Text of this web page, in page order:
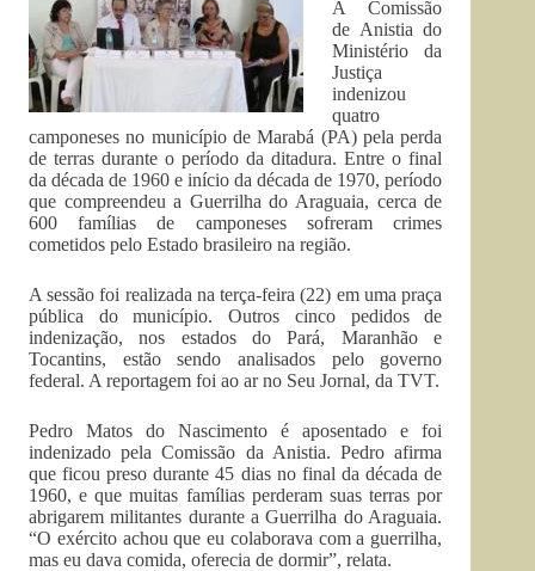
A Comissão
de Anistia do
Ministério da
Justiça
indenizou
quatro
camponeses no município de Marabá (PA) pela perda
de terras durante o período da ditadura. Entre o final
da década de 1960 e início da década de 1970, período
que compreendeu a Guerrilha do Araguaia, cerca de
600 famílias de camponeses sofreram crimes
cometidos pelo Estado brasileiro na região.
A sessão foi realizada na terça-feira (22) em uma praça
pública do município. Outros cinco pedidos de
indenização, nos estados do Pará, Maranhão e
Tocantins, estão sendo analisados pelo governo
federal. A reportagem foi ao ar no Seu Jornal, da TVT.
Pedro Matos do Nascimento é aposentado e foi
indenizado pela Comissão da Anistia. Pedro afirma
que ficou preso durante 45 dias no final da década de
1960, e que muitas famílias perderam suas terras por
abrigarem militantes durante a Guerrilha do Araguaia.
“O exército achou que eu colaborava com a guerrilha,
mas eu dava comida, oferecia de dormir”, relata.